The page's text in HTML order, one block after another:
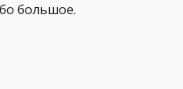
большое.